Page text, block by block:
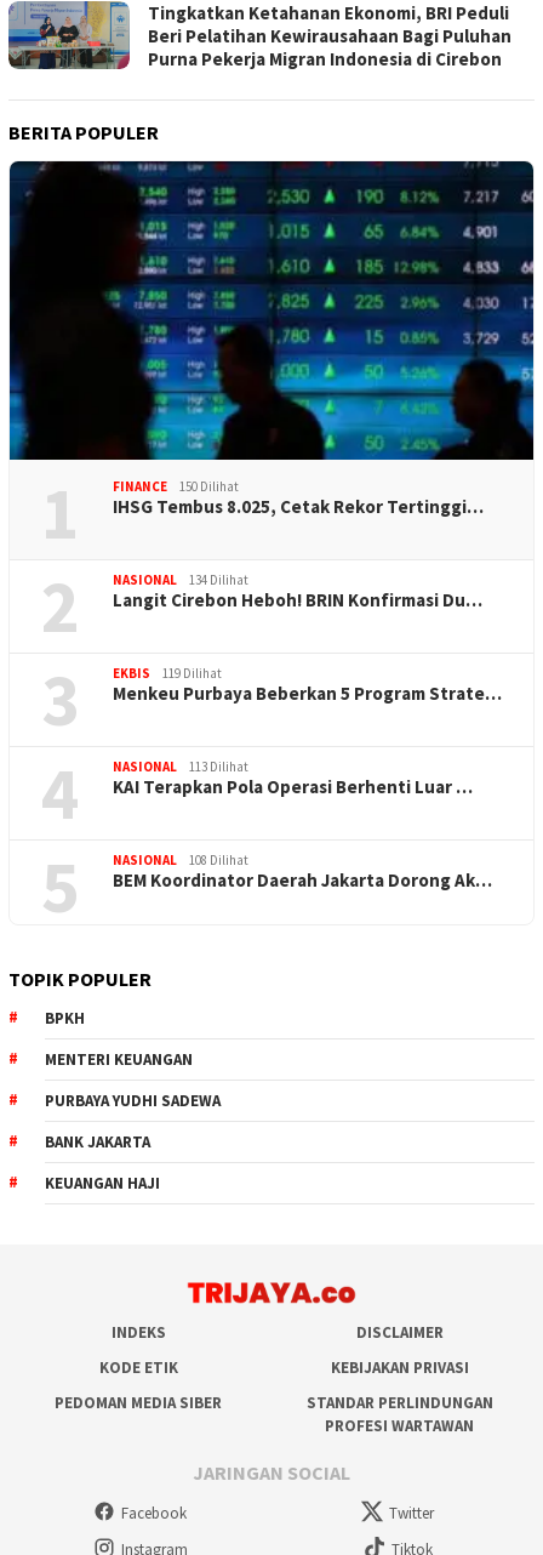
Tingkatkan Ketahanan Ekonomi, BRI Peduli
Beri Pelatihan Kewirausahaan Bagi Puluhan
Purna Pekerja Migran Indonesia di Cirebon
BERITA POPULER
1 FINANCE 150 Dilihat
IHSG Tembus 8.025, Cetak Rekor Tertinggi…
2 NASIONAL 134 Dilihat
Langit Cirebon Heboh! BRIN Konfirmasi Du…
3 EKBIS 119 Dilihat
Menkeu Purbaya Beberkan 5 Program Strate…
4 NASIONAL 113 Dilihat
KAI Terapkan Pola Operasi Berhenti Luar …
5 NASIONAL 108 Dilihat
BEM Koordinator Daerah Jakarta Dorong Ak…
TOPIK POPULER
BPKH
MENTERI KEUANGAN
PURBAYA YUDHI SADEWA
BANK JAKARTA
KEUANGAN HAJI
INDEKS
DISCLAIMER
KODE ETIK
KEBIJAKAN PRIVASI
PEDOMAN MEDIA SIBER
STANDAR PERLINDUNGAN
PROFESI WARTAWAN
JARINGAN SOCIAL
Facebook
Twitter
Instagram
Tiktok